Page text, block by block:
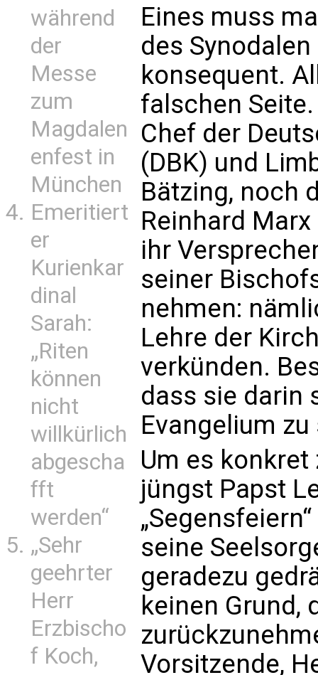
während
der
Messe
zum
Magdalen
enfest in
München
Emeritiert
er
Kurienkar
dinal
Sarah:
„Riten
können
nicht
willkürlich
abgescha
fft
werden“
„Sehr
geehrter
Herr
Erzbischo
f Koch,
Eines muss
des
konsequent.
falschen
Chef der
(DBK) und
Bätzing, noch
Reinhard
ihr
seiner
nehmen:
Lehre der
verkünden.
dass sie darin
Evangelium
Um es
jüngst Papst
seine
geradezu
keinen Grund,
Vorsitzende,